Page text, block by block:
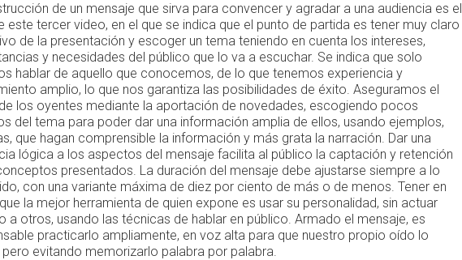
de un mensaje que sirva para convencer y agradar a una audiencia es el
este tercer video, en el que se indica que el punto de partida es tener muy claro
de la presentación y escoger un tema teniendo en cuenta los intereses,
y necesidades del público que lo va a escuchar. Se indica que solo
hablar de aquello que conocemos, de lo que tenemos experiencia y
amplio, lo que nos garantiza las posibilidades de éxito. Aseguramos el
los oyentes mediante la aportación de novedades, escogiendo pocos
del tema para poder dar una información amplia de ellos, usando ejemplos,
que hagan comprensible la información y más grata la narración. Dar una
lógica a los aspectos del mensaje facilita al público la captación y retención
presentados. La duración del mensaje debe ajustarse siempre a lo
con una variante máxima de diez por ciento de más o de menos. Tener en
la mejor herramienta de quien expone es usar su personalidad, sin actuar
a otros, usando las técnicas de hablar en público. Armado el mensaje, es
practicarlo ampliamente, en voz alta para que nuestro propio oído lo
pero evitando memorizarlo palabra por palabra.